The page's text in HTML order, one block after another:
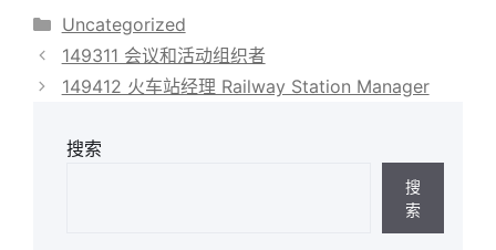
分
类
Uncategorized
149311 会议和活动组织者
149412 火车站经理 Railway Station Manager
搜索
搜
索